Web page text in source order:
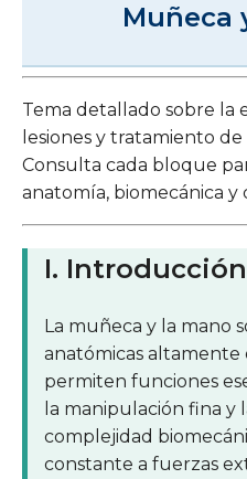
Muñeca
Tema detallado sobre la
lesiones y tratamiento
Consulta cada bloque
anatomía, biomecánica y
I. Introducción
La muñeca y la mano
anatómicas altamente
permiten funciones
la manipulación fina y
complejidad
constante a fuerzas